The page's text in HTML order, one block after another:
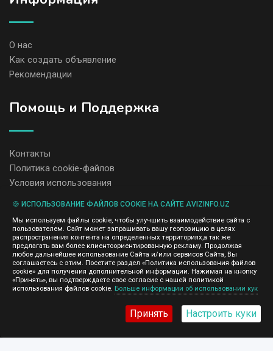
О нас
Как создать объявление
Рекомендации
Помощь и Поддержка
Контакты
Политика cookie-файлов
Условия использования
содержание размещенных объявлений.
Мы ценим конфиденциальность наших пользователей. Мы не
передаем и не продаем личную информацию зарегистрированных
пользователей AvizInfo.uz третьим лицам. Мы не отвечаем за
правила конфиденциальности сайтов на которые ссылается
AvizInfo.uz. На некоторых страницах нашего сайта представлена
реклама Google Adsense Advertising Network. Чтобы узнать
подробней о правилах конфиденциальности Googleнажмите тут
🍪 ИСПОЛЬЗОВАНИЕ ФАЙЛОВ COOKIE НА САЙТЕ AVIZINFO.UZ
Мы используем файлы cookie, чтобы улучшить взаимодействие сайта с
пользователем. Сайт может запрашивать вашу геопозицию в целях
распространения контента на определенных территориях,а так же
предлагать вам более клиентоориентированную рекламу. Продолжая
любое дальнейшее использование Сайта и/или сервисов Сайта, Вы
соглашаетесь с этим. Посетите раздел «Политика использования файлов
cookie» для получения дополнительной информации. Нажимая на кнопку
«Принять», вы подтверждаете свое согласие с нашей политикой
использования файлов cookie. Больше информации об использовании кук
Принять Настроить куки